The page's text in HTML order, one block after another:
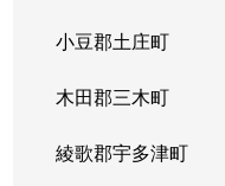
小豆郡土庄町
木田郡三木町
綾歌郡宇多津町